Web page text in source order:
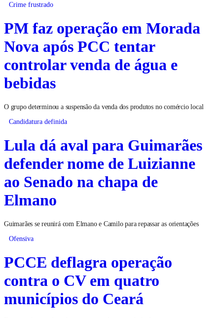
Crime frustrado
PM faz operação em Morada
Nova após PCC tentar
controlar venda de água e
bebidas
O grupo determinou a suspensão da venda dos produtos no comércio local
Candidatura definida
Lula dá aval para Guimarães
defender nome de Luizianne
ao Senado na chapa de
Elmano
Guimarães se reunirá com Elmano e Camilo para repassar as orientações
Ofensiva
PCCE deflagra operação
contra o CV em quatro
municípios do Ceará